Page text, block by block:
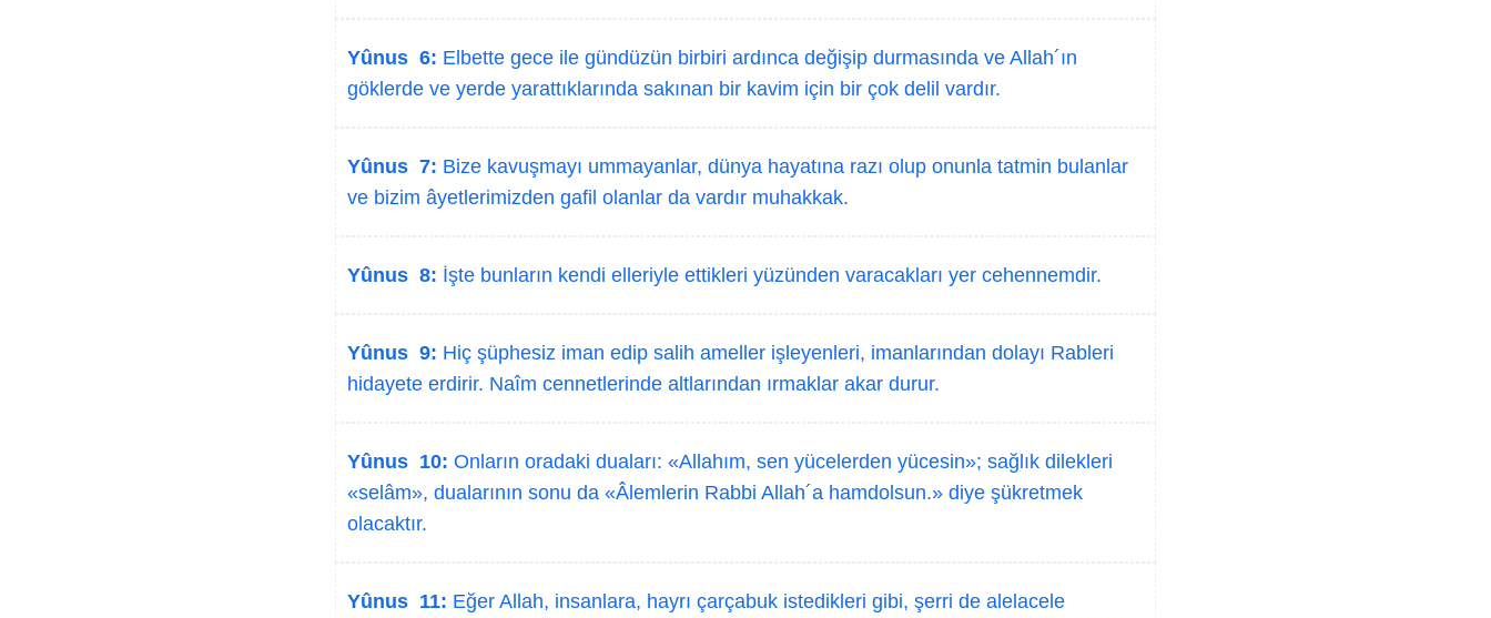
Yûnus 6: Elbette gece ile gündüzün birbiri ardınca değişip durmasında ve Allah´ın
göklerde ve yerde yarattıklarında sakınan bir kavim için bir çok delil vardır.
Yûnus 7: Bize kavuşmayı ummayanlar, dünya hayatına razı olup onunla tatmin bulanlar
ve bizim âyetlerimizden gafil olanlar da vardır muhakkak.
Yûnus 8: İşte bunların kendi elleriyle ettikleri yüzünden varacakları yer cehennemdir.
Yûnus 9: Hiç şüphesiz iman edip salih ameller işleyenleri, imanlarından dolayı Rableri
hidayete erdirir. Naîm cennetlerinde altlarından ırmaklar akar durur.
Yûnus 10: Onların oradaki duaları: «Allahım, sen yücelerden yücesin»; sağlık dilekleri
«selâm», dualarının sonu da «Âlemlerin Rabbi Allah´a hamdolsun.» diye şükretmek
olacaktır.
Yûnus 11: Eğer Allah, insanlara, hayrı çarçabuk istedikleri gibi, şerri de alelacele